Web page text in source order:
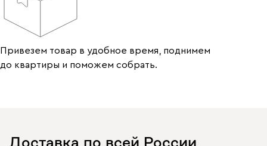
Привезем товар в удобное время, поднимем
до квартиры и поможем собрать.
Доставка по всей России